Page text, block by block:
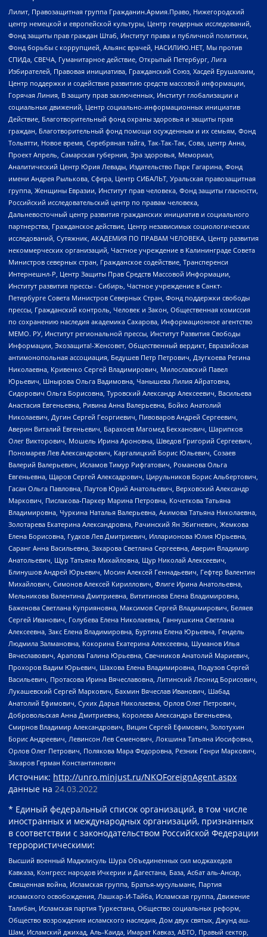
Лилит, Правозащитная группа Гражданин.Армия.Право, Нижегородский
центр немецкой и европейской культуры, Центр гендерных исследований,
Фонд защиты прав граждан Штаб, Институт права и публичной политики,
Фонд борьбы с коррупцией, Альянс врачей, НАСИЛИЮ.НЕТ, Мы против
СПИДа, СВЕЧА, Гуманитарное действие, Открытый Петербург, Лига
Избирателей, Правовая инициатива, Гражданский Союз, Хасдей Ерушалаим,
Центр поддержки и содействия развитию средств массовой информации,
Горячая Линия, В защиту прав заключенных, Институт глобализации и
социальных движений, Центр социально-информационных инициатив
Действие, Благотворительный фонд охраны здоровья и защиты прав
граждан, Благотворительный фонд помощи осужденным и их семьям, Фонд
Тольятти, Новое время, Серебряная тайга, Так-Так-Так, Сова, центр Анна,
Проект Апрель, Самарская губерния, Эра здоровья, Мемориал,
Аналитический Центр Юрия Левады, Издательство Парк Гагарина, Фонд
имени Андрея Рылькова, Сфера, Центр СИБАЛЬТ, Уральская правозащитная
группа, Женщины Евразии, Институт прав человека, Фонд защиты гласности,
Российский исследовательский центр по правам человека,
Дальневосточный центр развития гражданских инициатив и социального
партнерства, Гражданское действие, Центр независимых социологических
исследований, Сутяжник, АКАДЕМИЯ ПО ПРАВАМ ЧЕЛОВЕКА, Центр развития
некоммерческих организаций, Частное учреждение в Калининграде Совета
Министров северных стран, Гражданское содействие, Трансперенси
Интернешнл-Р, Центр Защиты Прав Средств Массовой Информации,
Институт развития прессы - Сибирь, Частное учреждение в Санкт-
Петербурге Совета Министров Северных Стран, Фонд поддержки свободы
прессы, Гражданский контроль, Человек и Закон, Общественная комиссия
по сохранению наследия академика Сахарова, Информационное агентство
МЕМО. РУ, Институт региональной прессы, Институт Развития Свободы
Информации, Экозащита!-Женсовет, Общественный вердикт, Евразийская
антимонопольная ассоциация, Бедушев Петр Петрович, Дзугкоева Регина
Николаевна, Кривенко Сергей Владимирович, Милославский Павел
Юрьевич, Шнырова Ольга Вадимовна, Чанышева Лилия Айратовна,
Сидорович Ольга Борисовна, Туровский Александр Алексеевич, Васильева
Анастасия Евгеньевна, Ривина Анна Валерьевна, Бойко Анатолий
Николаевич, Дугин Сергей Георгиевич, Пивоваров Андрей Сергеевич,
Аверин Виталий Евгеньевич, Барахоев Магомед Бекханович, Шарипков
Олег Викторович, Мошель Ирина Ароновна, Шведов Григорий Сергеевич,
Пономарев Лев Александрович, Каргалицкий Борис Юльевич, Созаев
Валерий Валерьевич, Исламов Тимур Рифгатович, Романова Ольга
Евгеньевна, Щаров Сергей Алексадрович, Цирульников Борис Альбертович,
Гасан Ольга Павловна, Паутов Юрий Анатольевич, Верховский Александр
Маркович, Пислакова-Паркер Марина Петровна, Кочеткова Татьяна
Владимировна, Чуркина Наталья Валерьевна, Акимова Татьяна Николаевна,
Золотарева Екатерина Александровна, Рачинский Ян Збигневич, Жемкова
Елена Борисовна, Гудков Лев Дмитриевич, Илларионова Юлия Юрьевна,
Саранг Анна Васильевна, Захарова Светлана Сергеевна, Аверин Владимир
Анатольевич, Щур Татьяна Михайловна, Щур Николай Алексеевич,
Блинушов Андрей Юрьевич, Мосин Алексей Геннадьевич, Гефтер Валентин
Михайлович, Симонов Алексей Кириллович, Флиге Ирина Анатольевна,
Мельникова Валентина Дмитриевна, Вититинова Елена Владимировна,
Баженова Светлана Куприяновна, Максимов Сергей Владимирович, Беляев
Сергей Иванович, Голубева Елена Николаевна, Ганнушкина Светлана
Алексеевна, Закс Елена Владимировна, Буртина Елена Юрьевна, Гендель
Людмила Залмановна, Кокорина Екатерина Алексеевна, Шуманов Илья
Вячеславович, Арапова Галина Юрьевна, Свечников Анатолий Мариевич,
Прохоров Вадим Юрьевич, Шахова Елена Владимировна, Подузов Сергей
Васильевич, Протасова Ирина Вячеславовна, Литинский Леонид Борисович,
Лукашевский Сергей Маркович, Бахмин Вячеслав Иванович, Шабад
Анатолий Ефимович, Сухих Дарья Николаевна, Орлов Олег Петрович,
Добровольская Анна Дмитриевна, Королева Александра Евгеньевна,
Смирнов Владимир Александрович, Вицин Сергей Ефимович, Золотухин
Борис Андреевич, Левинсон Лев Семенович, Локшина Татьяна Иосифовна,
Орлов Олег Петрович, Полякова Мара Федоровна, Резник Генри Маркович,
Захаров Герман Константинович
Источник: http://unro.minjust.ru/NKOForeignAgent.aspx
данные на 24.03.2022
* Единый федеральный список организаций, в том числе
иностранных и международных организаций, признанных
в соответствии с законодательством Российской Федерации
террористическими:
Высший военный Маджлисуль Шура Объединенных сил моджахедов
Кавказа, Конгресс народов Ичкерии и Дагестана, База, Асбат аль-Ансар,
Священная война, Исламская группа, Братья-мусульмане, Партия
исламского освобождения, Лашкар-И-Тайба, Исламская группа, Движение
Талибан, Исламская партия Туркестана, Общество социальных реформ,
Общество возрождения исламского наследия, Дом двух святых, Джунд аш-
Шам, Исламский джихад, Аль-Каида, Имарат Кавказ, АБТО, Правый сектор,